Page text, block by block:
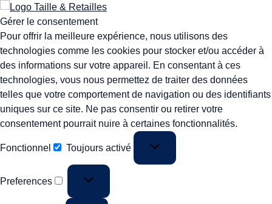
Gérer le consentement
Pour offrir la meilleure expérience, nous utilisons des
technologies comme les cookies pour stocker et/ou accéder à
des informations sur votre appareil. En consentant à ces
technologies, vous nous permettez de traiter des données
telles que votre comportement de navigation ou des identifiants
uniques sur ce site. Ne pas consentir ou retirer votre
consentement pourrait nuire à certaines fonctionnalités.
Fonctionnel Toujours activé
Preferences